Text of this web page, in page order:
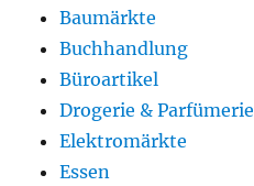
Baumärkte
Buchhandlung
Büroartikel
Drogerie & Parfümerie
Elektromärkte
Essen